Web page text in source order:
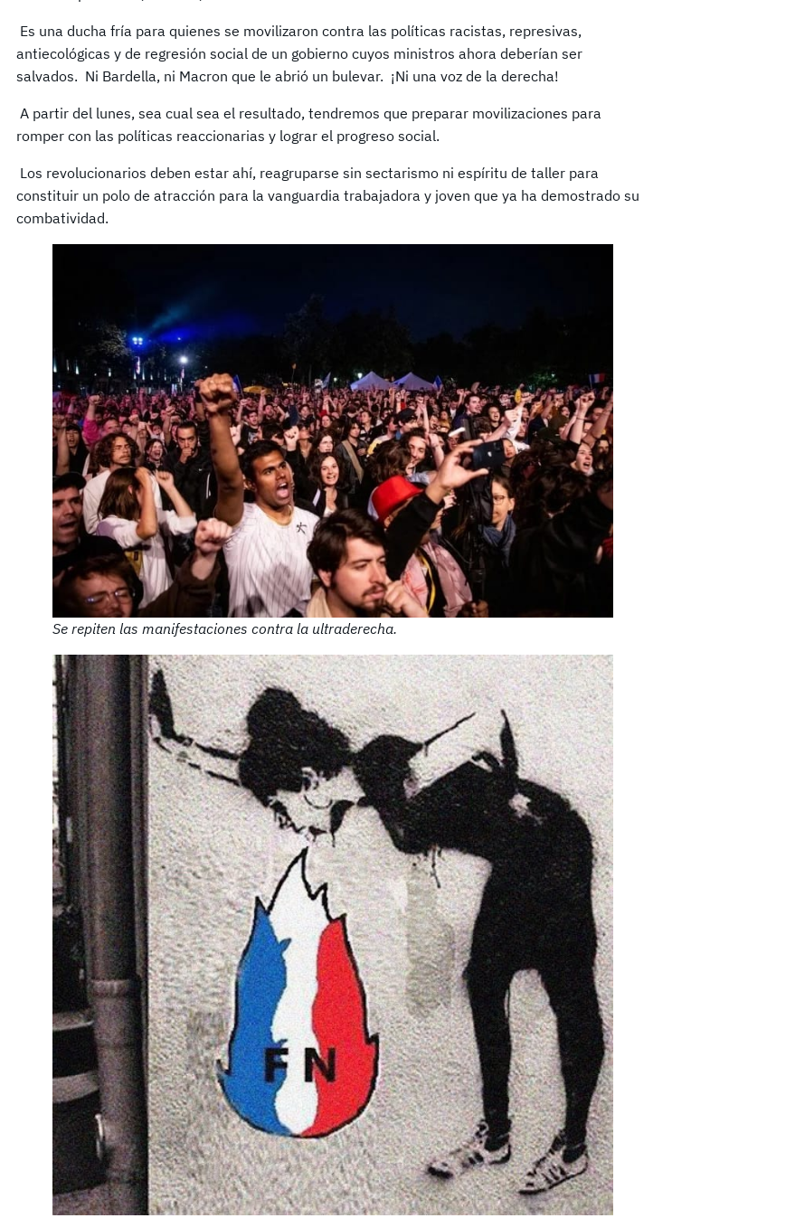
Es una ducha fría para quienes se movilizaron contra las políticas racistas, represivas,
antiecológicas y de regresión social de un gobierno cuyos ministros ahora deberían ser
salvados. Ni Bardella, ni Macron que le abrió un bulevar. ¡Ni una voz de la derecha!
A partir del lunes, sea cual sea el resultado, tendremos que preparar movilizaciones para
romper con las políticas reaccionarias y lograr el progreso social.
Los revolucionarios deben estar ahí, reagruparse sin sectarismo ni espíritu de taller para
constituir un polo de atracción para la vanguardia trabajadora y joven que ya ha demostrado su
combatividad.
Se repiten las manifestaciones contra la ultraderecha.